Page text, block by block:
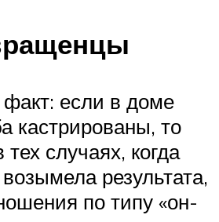
если в доме
кастрированы, то
случаях, когда
результата,
по типу «он-